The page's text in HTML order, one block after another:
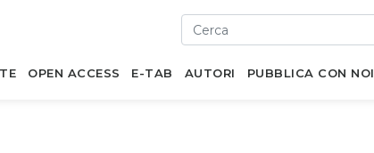
OPEN ACCESS E-TAB AUTORI PUBBLICA CON NOI